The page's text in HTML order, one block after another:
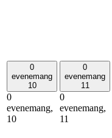
0
evenemang
10
0
evenemang,
10
0
evenemang
11
0
evenemang,
11